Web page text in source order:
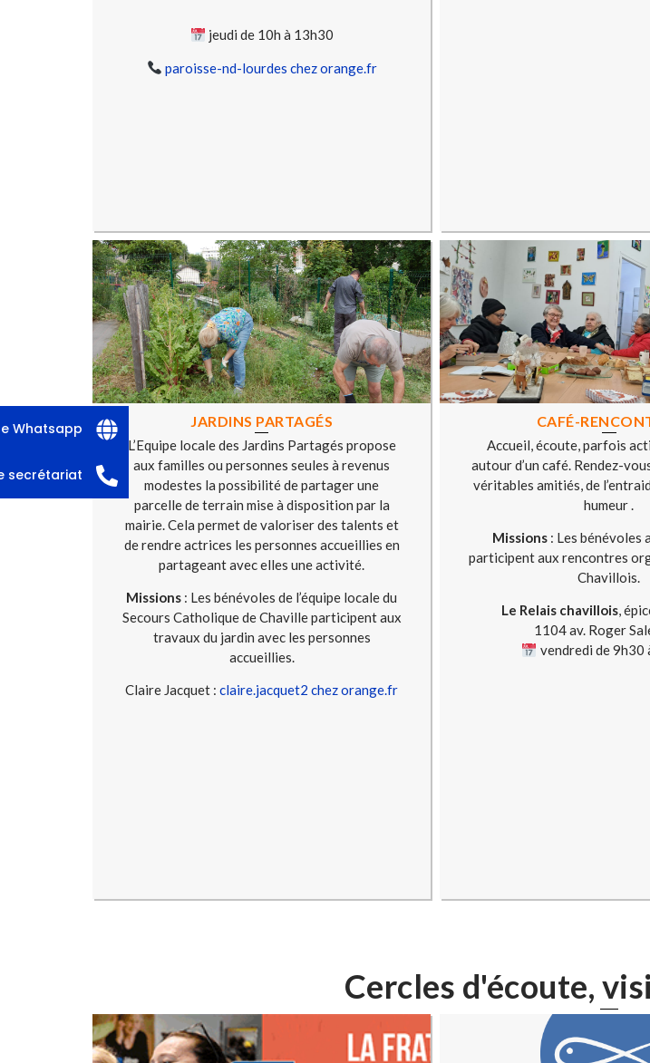
jeudi de 10h à 13h30
paroisse-nd-lourdes chez orange.fr
JARDINS PARTAGÉS
L’Equipe locale des Jardins Partagés propose
aux familles ou personnes seules à revenus
modestes la possibilité de partager une
parcelle de terrain mise à disposition par la
mairie. Cela permet de valoriser des talents et
de rendre actrices les personnes accueillies en
partageant avec elles une activité.
Missions : Les bénévoles de l’équipe locale du
Secours Catholique de Chaville participent aux
travaux du jardin avec les personnes
accueillies.
Claire Jacquet :claire.jacquet2 chez orange.fr
CAFÉ-
Accueil, écoute, parfois
autour d’un café. Rendez-
véritables amitiés, de
humeur .
Missions : Les bénévoles
participent aux rencontres
Chavillois.
Le Relais chavillois,
1104 av. Roger
vendredi de 9h30
Cercles d'écoute,
Whatsapp
secrétariat